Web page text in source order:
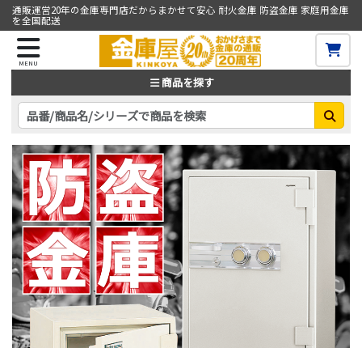
通販運営20年の金庫専門店だからまかせて安心 耐火金庫 防盗金庫 家庭用金庫
を全国配送
MENU
商品を探す